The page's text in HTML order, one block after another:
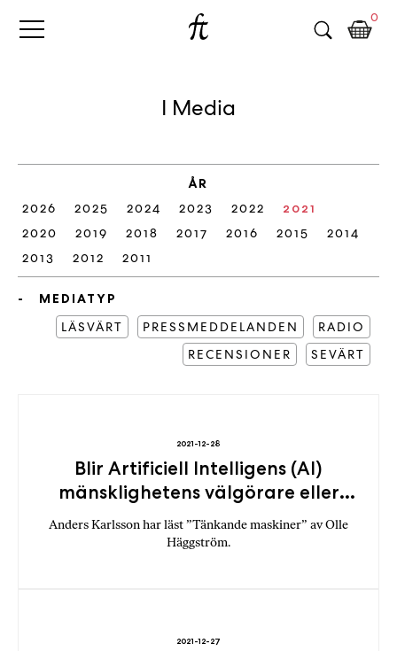
Fri
B
o
n
p
å
n
t
t
,
k
ö
c
k
e
r
o
e
0
I Media
ÅR
2026
2025 2024 2023 2022
2021
2020
2019 2018 2017 2016 2015
2014
2013
2012 2011
MEDIATYP
LÄSVÄRT
PRESSMEDDELANDEN
RADIO
RECENSIONER
SEVÄRT
2021-12-28
Blir Artificiell Intelligens (AI)
mänsklighetens välgörare eller
förgörare?
Anders Karlsson har läst ”Tänkande maskiner” av Olle
Häggström.
2021-12-27